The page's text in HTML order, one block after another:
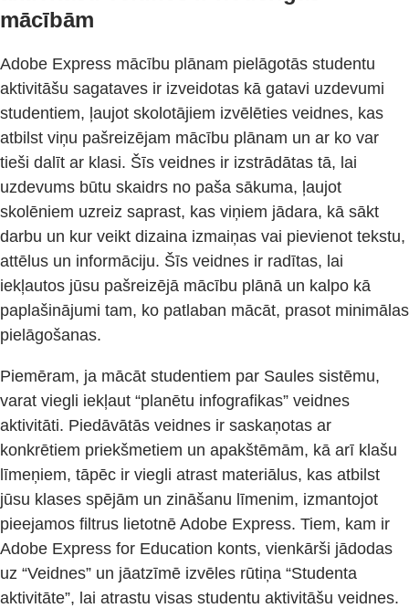
mācībām
Adobe Express mācību plānam pielāgotās studentu
aktivitāšu sagataves ir izveidotas kā gatavi uzdevumi
studentiem, ļaujot skolotājiem izvēlēties veidnes, kas
atbilst viņu pašreizējam mācību plānam un ar ko var
tieši dalīt ar klasi. Šīs veidnes ir izstrādātas tā, lai
uzdevums būtu skaidrs no paša sākuma, ļaujot
skolēniem uzreiz saprast, kas viņiem jādara, kā sākt
darbu un kur veikt dizaina izmaiņas vai pievienot tekstu,
attēlus un informāciju. Šīs veidnes ir radītas, lai
iekļautos jūsu pašreizējā mācību plānā un kalpo kā
paplašinājumi tam, ko patlaban mācāt, prasot minimālas
pielāgošanas.
Piemēram, ja mācāt studentiem par Saules sistēmu,
varat viegli iekļaut “planētu infografikas” veidnes
aktivitāti. Piedāvātās veidnes ir saskaņotas ar
konkrētiem priekšmetiem un apakštēmām, kā arī klašu
līmeņiem, tāpēc ir viegli atrast materiālus, kas atbilst
jūsu klases spējām un zināšanu līmenim, izmantojot
pieejamos filtrus lietotnē Adobe Express. Tiem, kam ir
Adobe Express for Education konts, vienkārši jādodas
uz “Veidnes” un jāatzīmē izvēles rūtiņa “Studenta
aktivitāte”, lai atrastu visas studentu aktivitāšu veidnes.